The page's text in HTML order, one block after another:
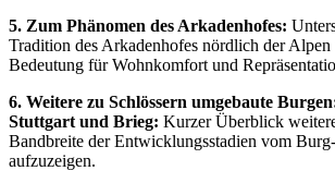
5. Zum Phänomen des Arkadenhofes:
Tradition des Arkadenhofes nördlich der Alpen
Bedeutung für Wohnkomfort und
6. Weitere zu Schlössern umgebaute
Stuttgart und Brieg: Kurzer Überblick
Bandbreite der Entwicklungsstadien vom
aufzuzeigen.